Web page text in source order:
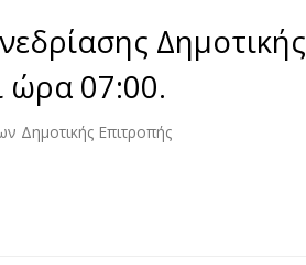
Δημοτικής
ώρα 07:00.
Δημοτικής Επιτροπής